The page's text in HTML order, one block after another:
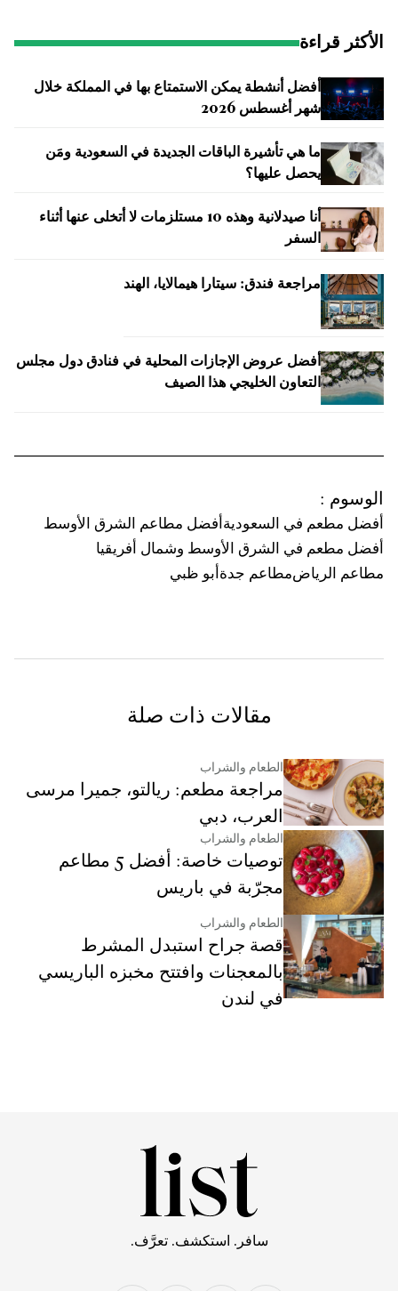
الأكثر قراءة
أفضل أنشطة يمكن الاستمتاع بها في المملكة خلال
شهر أغسطس 2026
ما هي تأشيرة الباقات الجديدة في السعودية ومَن
يحصل عليها؟
أنا صيدلانية وهذه 10 مستلزمات لا أتخلى عنها أثناء
السفر
مراجعة فندق: سيتارا هيمالايا، الهند
أفضل عروض الإجازات المحلية في فنادق دول مجلس
التعاون الخليجي هذا الصيف
الوسوم :
أفضل مطعم في السعودية أفضل مطاعم الشرق الأوسط
أفضل مطعم في الشرق الأوسط وشمال أفريقيا
مطاعم الرياضمطاعم جدة أبو ظبي
مقالات ذات صلة
الطعام والشراب
مراجعة مطعم: ريالتو، جميرا مرسى
العرب، دبي
الطعام والشراب
توصيات خاصة: أفضل 5 مطاعم
مجرّبة في باريس
الطعام والشراب
قصة جراح استبدل المشرط
بالمعجنات وافتتح مخبزه الباريسي
في لندن
سافر. استكشف. تعرَّف.